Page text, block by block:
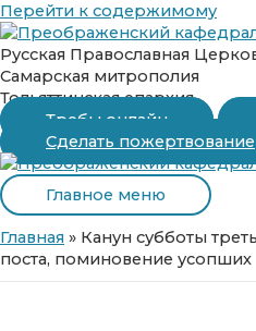
Перейти к содержимому
Русская Православная
Самарская митрополия
Тольяттинская епархия
Требы онлайн
Сделать пожертвование
Главное меню
Главная » Канун субботы
поста, поминовение усопших